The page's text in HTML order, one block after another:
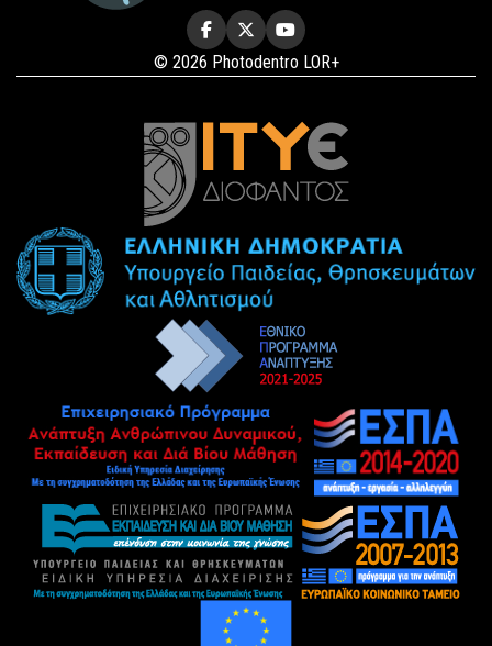
© 2026 Photodentro LOR+